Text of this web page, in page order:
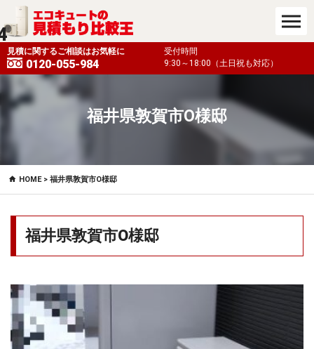
応）
見積に関するご相談はお気軽に
0120-055-984
受付時間
9:30～18:00（土日祝も対応）
福井県敦賀市O様邸
HOME> 福井県敦賀市O様邸
福井県敦賀市O様邸